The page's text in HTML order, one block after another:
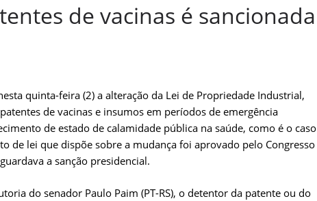
de vacinas é sancionada
quinta-feira (2) a alteração da Lei de Propriedade Industrial,
de vacinas e insumos em períodos de emergência
de estado de calamidade pública na saúde, como é o caso
de lei que dispõe sobre a mudança foi aprovado pelo Congresso
a sanção presidencial.
do senador Paulo Paim (PT-RS), o detentor da patente ou do